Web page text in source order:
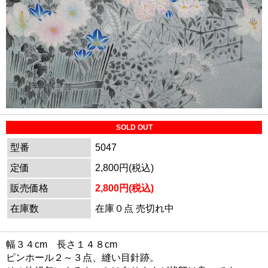
SOLD OUT
型番
5047
定価
2,800円(税込)
販売価格
2,800円(税込)
在庫数
在庫０点 売切れ中
幅３４cm 長さ１４８cm
ピンホール２～３点、縫い目針跡。